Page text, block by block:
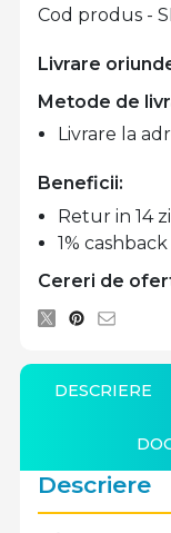
Livrare
Cod produs -
Metode de
Livrare la
Beneficii:
Retur in 14
1% cashback
Cereri de
DESCRIERE
Descriere